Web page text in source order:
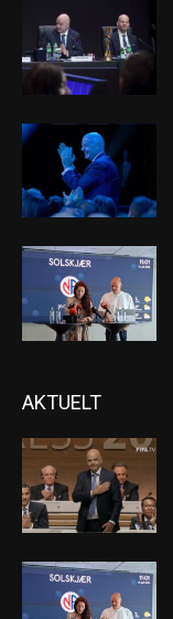
AKTUELT